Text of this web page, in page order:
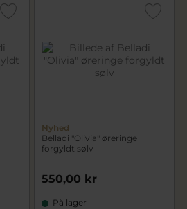
Nyhed
Belladi "Olivia" øreringe
forgyldt sølv
550,00 kr
På lager